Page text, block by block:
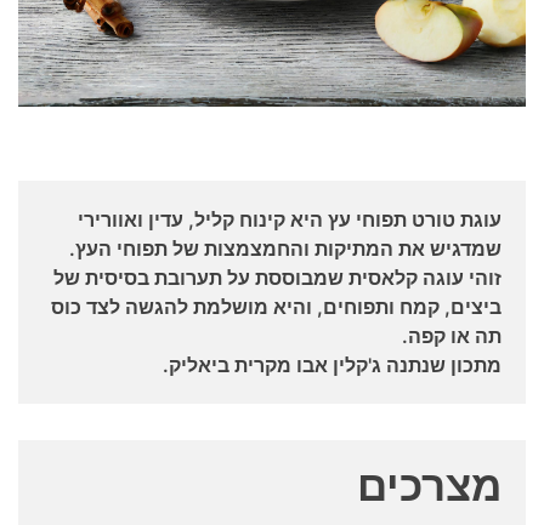
עוגת טורט תפוחי עץ היא קינוח קליל, עדין ואוורירי
שמדגיש את המתיקות והחמצמצות של תפוחי העץ.
זוהי עוגה קלאסית שמבוססת על תערובת בסיסית של
ביצים, קמח ותפוחים, והיא מושלמת להגשה לצד כוס
תה או קפה.
מתכון שנתנה ג'קלין אבו מקרית ביאליק.
מצרכים